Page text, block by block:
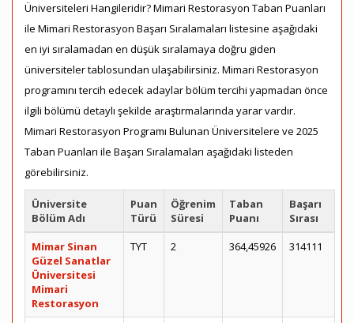
Üniversiteleri Hangileridir? Mimari Restorasyon Taban Puanları
ile Mimari Restorasyon Başarı Sıralamaları listesine aşağıdaki
en iyi sıralamadan en düşük sıralamaya doğru giden
üniversiteler tablosundan ulaşabilirsiniz. Mimari Restorasyon
programını tercih edecek adaylar bölüm tercihi yapmadan önce
ilgili bölümü detaylı şekilde araştırmalarında yarar vardır.
Mimari Restorasyon Programı Bulunan Üniversitelere ve 2025
Taban Puanları ile Başarı Sıralamaları aşağıdaki listeden
görebilirsiniz.
Üniversite
Bölüm Adı
Puan
Türü
Öğrenim
Süresi
Taban
Puanı
Başarı
Sırası
Mimar Sinan
Güzel Sanatlar
Üniversitesi
Mimari
Restorasyon
TYT 2 364,45926 314111